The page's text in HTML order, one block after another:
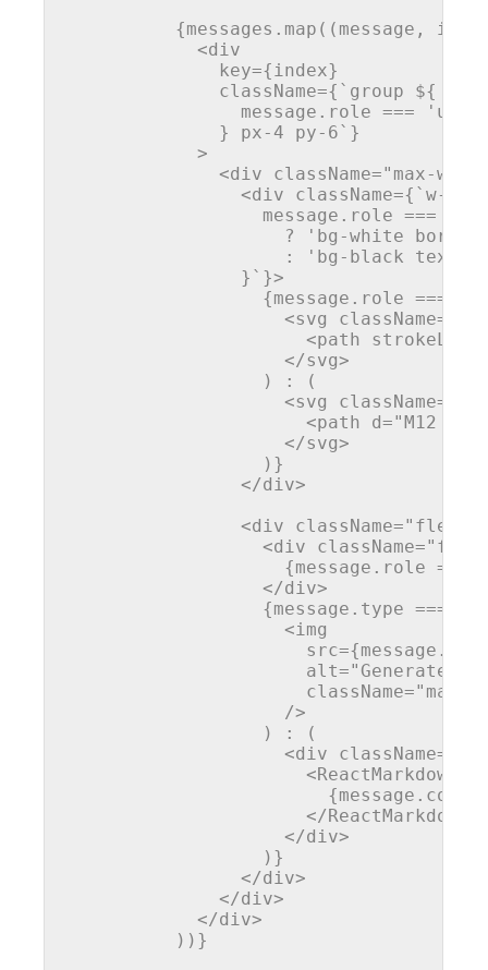
{messages.map((message,
<div
key={index}
className={ ` group ${
message.role ===
              }
px-4 py-6 `}
            >
<div className="max-w-
<div className={ ` w-8
message.role ===
                    ? '
bg-white
border
:
' bg-black
text-
                }`}>
{message.role ===
<svg className=
<path
</svg>
                  ) : (
<svg className=
<path d="M12
</svg>
                  )}
</div>
<div className="flex-1
<div className=
{message.role ===
</div>
{message.type ===
<img
src=
alt="Generated
className="max-
                    />
                  ) : (
<div className=
<ReactMarkdown
</ ReactMarkdown
</div>
                  )}
</div>
</div>
</div>
          ))}